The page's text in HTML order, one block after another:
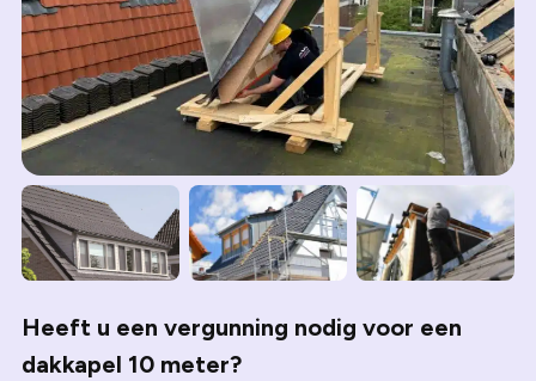
ontworpen dakkapel van 10 meter de buitenkant van uw
woning moderniseren en aantrekkelijker maken, wat de
waarde van uw huis verhoogt. Potentiële kopers zien
deze uitbreiding vaak als een waardevolle toevoeging,
waardoor uw huis aantrekkelijker wordt op de
vastgoedmarkt. Bij Dakkapel Company zorgen we ervoor
dat uw dakkapel van 10 meter niet alleen praktisch is,
maar ook perfect aansluit bij uw woonwensen en stijl.
Heeft u een vergunning nodig voor een
dakkapel 10 meter?